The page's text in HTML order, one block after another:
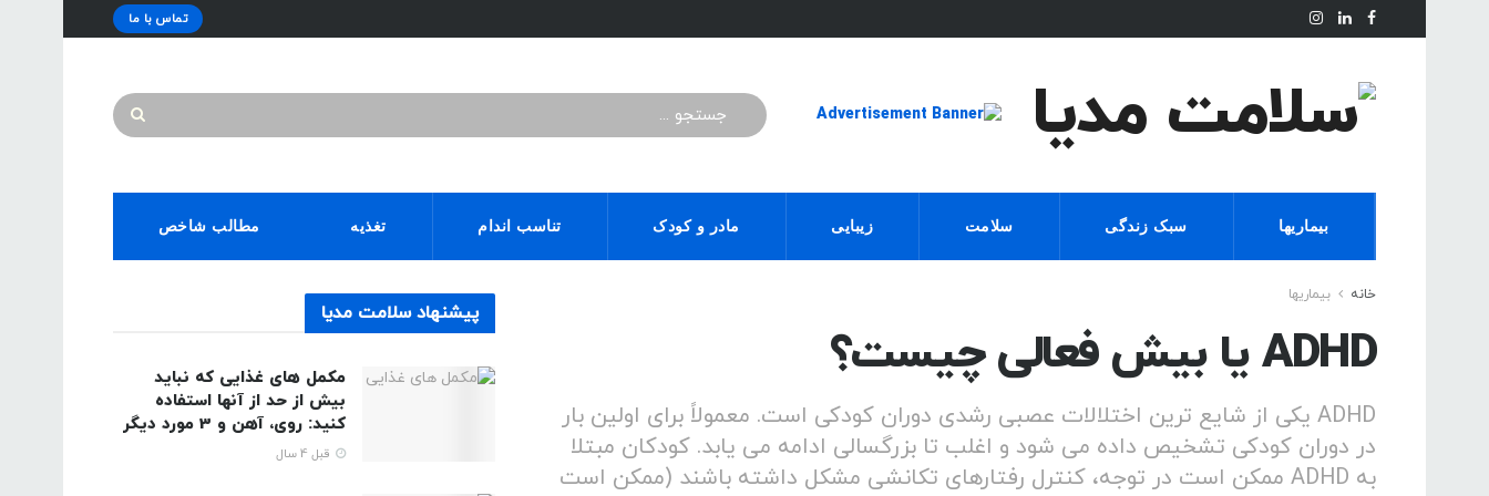
تماس با ما
بیماریها سبک زندگی سلامت زیبایی مادر و کودک تناسب اندام تغذیه مطالب شاخص
خانه بیماریها
ADHD یا بیش فعالی چیست؟
ADHD یکی از شایع ترین اختلالات عصبی رشدی دوران کودکی است. معمولاً برای اولین بار
در دوران کودکی تشخیص داده می شود و اغلب تا بزرگسالی ادامه می یابد. کودکان مبتلا
به ADHD ممکن است در توجه، کنترل رفتارهای تکانشی مشکل داشته باشند (ممکن است
پیشنهاد سلامت مدیا
مکمل های غذایی که نباید
بیش از حد از آنها استفاده
کنید: روی، آهن و 3 مورد دیگر
قبل 4 سال